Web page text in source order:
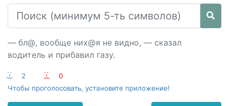
— бл@, вообще них@я не видно, — сказал
водитель и прибавил газу.
:-) 2 :-(
0
Чтобы проголосовать, установите приложение!